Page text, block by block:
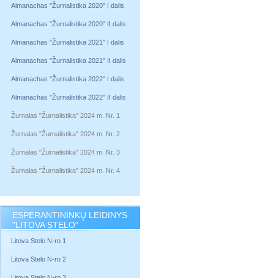
Almanachas "Žurnalistika 2020" I dalis
Almanachas "Žurnalistika 2020" II dalis
Almanachas "Žurnalistika 2021" I dalis
Almanachas "Žurnalistika 2021" II dalis
Almanachas "Žurnalistika 2022" I dalis
Almanachas "Žurnalistika 2022" II dalis
Žurnalas "Žurnalistika" 2024 m. Nr. 1
Žurnalas "Žurnalistika" 2024 m. Nr. 2
Žurnalas "Žurnalistika" 2024 m. Nr. 3
Žurnalas "Žurnalistika" 2024 m. Nr. 4
ESPERANTININKŲ LEIDINYS
"LITOVA STELO"
Litova Stelo N-ro 1
Litova Stelo N-ro 2